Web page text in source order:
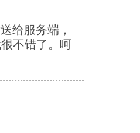
给服务端，
不错了。呵